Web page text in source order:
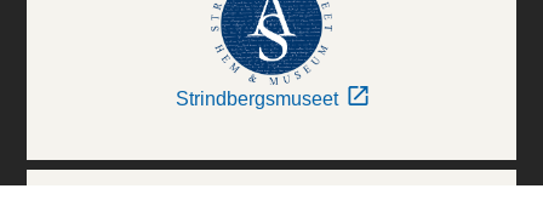
Strindbergsmuseet